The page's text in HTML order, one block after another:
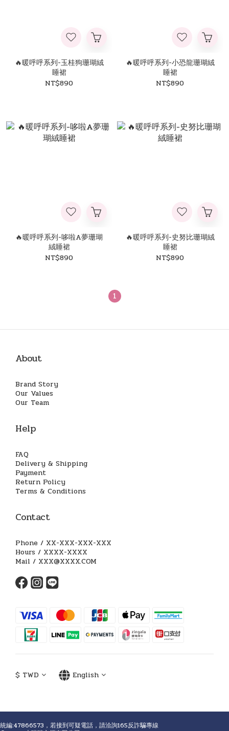
🔥暖呼呼系列-玉桂狗珊瑚絨
睡裙
NT$890
🔥暖呼呼系列-小恐龍珊瑚絨
睡裙
NT$890
🔥暖呼呼系列-哆啦A夢珊瑚
絨睡裙
NT$890
🔥暖呼呼系列-史努比珊瑚絨
睡裙
NT$890
1
About
Brand Story
Our Values
Our Team
Help
FAQ
Delivery & Shipping
Payment
Return Policy
Terms & Conditions
Contact
Phone / XX-XXX-XXX-XXX
Hours / XXXX-XXXX
Mail / XXX@XXXX.COM
$ TWD English
統編:47866573，若接到可疑電話，請洽詢165反詐騙專線